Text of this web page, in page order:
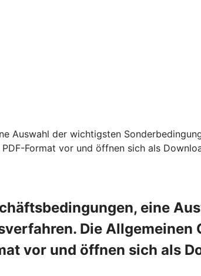
Auswahl der wichtigsten
Format vor und öffnen sich als
eine
Die Allgemeinen
vor und öffnen sich als